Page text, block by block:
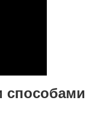
способами